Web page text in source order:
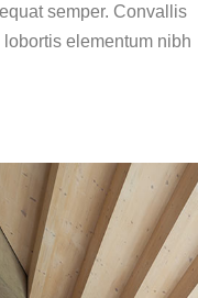
semper. Convallis
elementum nibh